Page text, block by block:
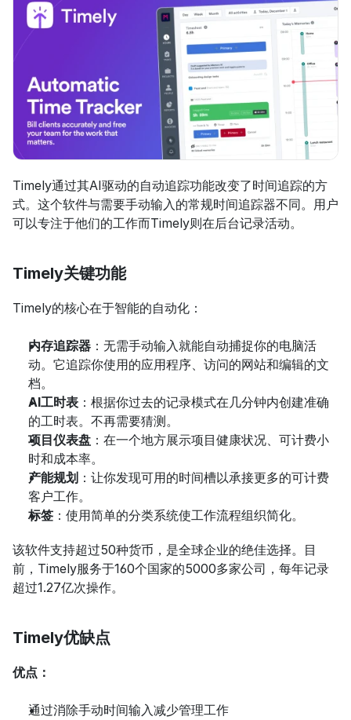
Timely通过其AI驱动的自动追踪功能改变了时间追踪的方
式。这个软件与需要手动输入的常规时间追踪器不同。用户
可以专注于他们的工作而Timely则在后台记录活动。
Timely关键功能
Timely的核心在于智能的自动化：
内存追踪器 ：无需手动输入就能自动捕捉你的电脑活
动。它追踪你使用的应用程序、访问的网站和编辑的文
档。
AI工时表 ：根据你过去的记录模式在几分钟内创建准确
的工时表。不再需要猜测。
项目仪表盘 ：在一个地方展示项目健康状况、可计费小
时和成本率。
产能规划 ：让你发现可用的时间槽以承接更多的可计费
客户工作。
标签 ：使用简单的分类系统使工作流程组织简化。
该软件支持超过50种货币，是全球企业的绝佳选择。目
前，Timely服务于160个国家的5000多家公司，每年记录
超过1.27亿次操作。
Timely优缺点
优点：
通过消除手动时间输入减少管理工作